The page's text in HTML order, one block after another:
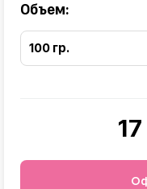
Объем:
100 гр.